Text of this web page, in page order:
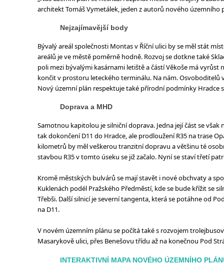
architekt Tomáš Vymetálek, jeden z autorů nového
Nejzajímavější body
Bývalý areál společnosti Montas v Říční ulici by se měl stát
areálů je ve městě poměrně hodně. Rozvoj se dotkne také
poli mezi bývalými kasárnami letiště a částí Věkoše má
končit v prostoru leteckého terminálu. Na nám. Osvoboditelů
Nový územní plán respektuje také přírodní podmínky Hradce
Doprava a MHD
Samotnou kapitolou je silniční doprava. Jedna její část se
tak dokončení D11 do Hradce, ale prodloužení R35 na trase
kilometrů by měl veškerou tranzitní dopravu a většinu té
stavbou R35 v tomto úseku se již začalo. Nyní se staví třetí
Kromě městských bulvárů se mají stavět i nové obchvaty a
Kuklenách podél Pražského Předměstí, kde se bude křížit se
Třebši. Další silnicí je severní tangenta, která se potáhne od
na D11.
V novém územním plánu se počítá také s rozvojem
Masarykově ulici, přes Benešovu třídu až na konečnou Pod
INTERAKTIVNÍ MAPA NOVÉHO ÚZEMNÍHO